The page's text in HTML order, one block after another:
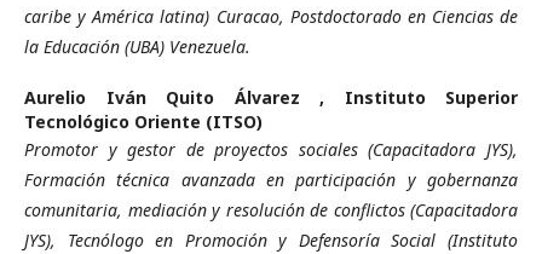
caribe y América latina) Curacao, Postdoctorado en Ciencias de
la Educación (UBA) Venezuela.
Aurelio Iván Quito Álvarez , Instituto Superior
Tecnológico Oriente (ITSO)
Promotor y gestor de proyectos sociales (Capacitadora JYS),
Formación técnica avanzada en participación y gobernanza
comunitaria, mediación y resolución de conflictos (Capacitadora
JYS), Tecnólogo en Promoción y Defensoría Social (Instituto